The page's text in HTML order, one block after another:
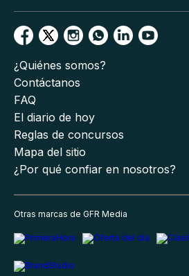
¿Quiénes somos?
Contáctanos
FAQ
El diario de hoy
Reglas de concursos
Mapa del sitio
¿Por qué confiar en nosotros?
Otras marcas de GFR Media